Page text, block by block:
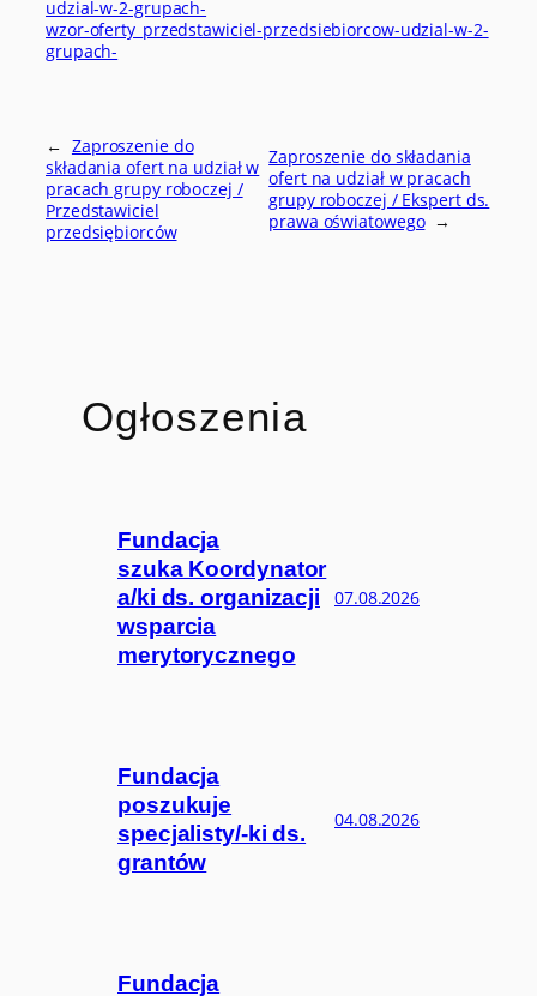
udzial-w-2-grupach-
wzor-oferty_przedstawiciel-przedsiebiorcow-udzial-w-2-
grupach-
← Zaproszenie do
składania ofert na udział w
pracach grupy roboczej /
Przedstawiciel
przedsiębiorców
Zaproszenie do składania
ofert na udział w pracach
grupy roboczej / Ekspert ds.
prawa oświatowego →
Ogłoszenia
Fundacja
szuka Koordynator
a/ki ds. organizacji
wsparcia
merytorycznego
07.08.2026
Fundacja
poszukuje
specjalisty/-ki ds.
grantów
04.08.2026
Fundacja